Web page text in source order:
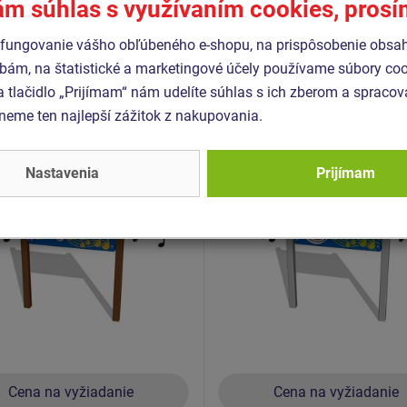
Podobnýtovar
6129K-10
panel - Piano -
Cena na vyžiadanie
Produkt - EDP-6130K-10
Edukačný panel - Gitara -
Cena na vyžiadanie
súhlas s využívaním cookies,
vášho obľúbeného e-shopu, na prispôsobenie
na štatistické a marketingové účely používame súbory
tlačidlo „Prijímam“ nám udelíte súhlas s ich zberom a
ten najlepší zážitok z nakupovania.
Nastavenia Prijímam